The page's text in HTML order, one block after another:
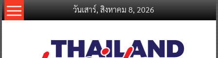
Skip
to
วันเสาร์, สิงหาคม 8, 2026